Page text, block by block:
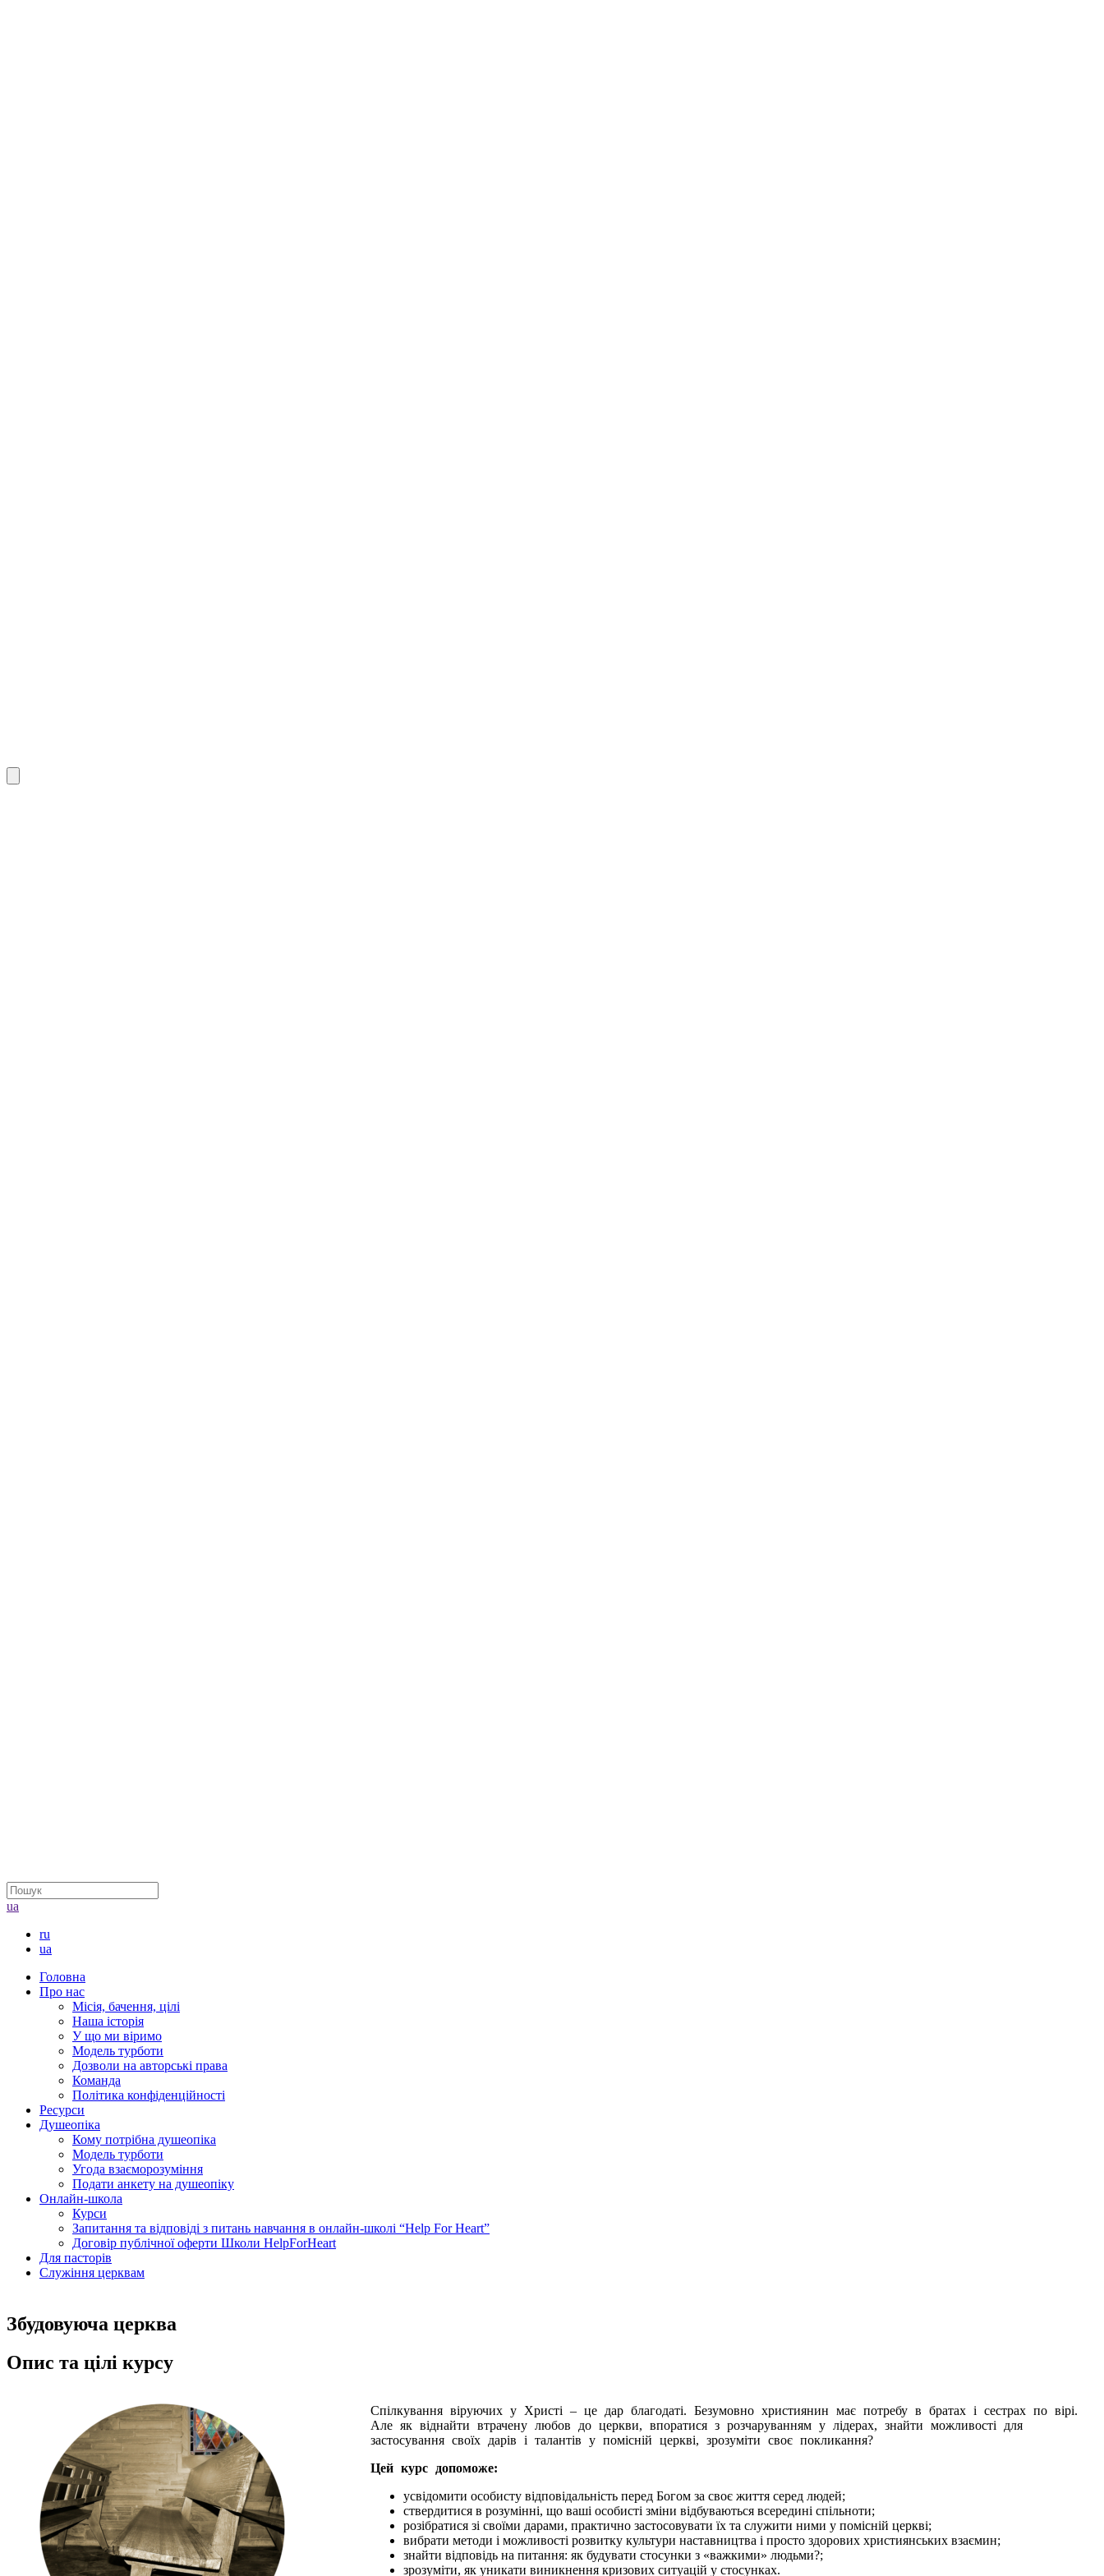
ua
ru
ua
Головна
Про нас
Місія, бачення, цілі
Наша історія
У що ми віримо
Модель турботи
Дозволи на авторські права
Команда
Політика конфіденційності
Ресурси
Душеопіка
Кому потрібна душеопіка
Модель турботи
Угода взаєморозуміння
Подати анкету на душеопіку
Онлайн-школа
Курси
Запитання та відповіді з питань навчання в онлайн-школі “Help For Heart”
Договір публічної оферти Школи HelpForHeart
Для пасторів
Служіння церквам
Збудовуюча церква
Опис та цілі курсу
Спілкування віруючих у Христі – це дар благодаті. Безумовно християнин має потребу в братах і сестрах по вірі.
Але як віднайти втрачену любов до церкви, впоратися з розчаруванням у лідерах, знайти можливості для
застосування своїх дарів і талантів у помісній церкві, зрозуміти своє покликання?
Цей курс допоможе:
усвідомити особисту відповідальність перед Богом за своє життя серед людей;
ствердитися в розумінні, що ваші особисті зміни відбуваються всередині спільноти;
розібратися зі своїми дарами, практично застосовувати їх та служити ними у помісній церкві;
вибрати методи і можливості розвитку культури наставництва і просто здорових християнських взаємин;
знайти відповідь на питання: як будувати стосунки з «важкими» людьми?;
зрозуміти, як уникати виникнення кризових ситуацій у стосунках.